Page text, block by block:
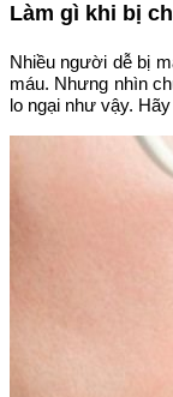
Làm gì khi bị
Nhiều người dễ bị
máu. Nhưng nhìn
lo ngại như vậy.